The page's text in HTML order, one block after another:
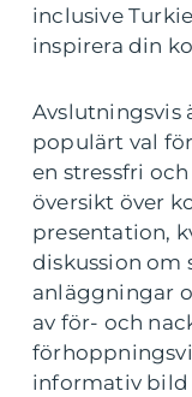
inclusive
inspirera din
Avslutningsvis
populärt val
en stressfri
översikt över
presentation,
diskussion om
anläggningar
av för- och
informativ bild